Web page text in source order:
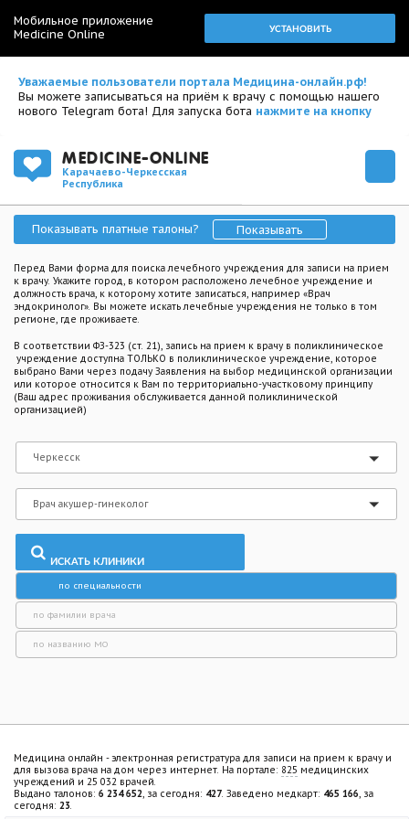
Мобильное приложение
Medicine Online
УСТАНОВИТЬ
Уважаемые пользователи портала Медицина-онлайн.рф!
Вы можете записываться на приём к врачу с помощью нашего
нового Telegram бота! Для запуска бота нажмите на кнопку
MEDICINE-ONLINE
Карачаево-Черкесская
Республика
Показывать платные талоны? Показывать
Перед Вами форма для поиска лечебного учреждения для записи на прием
к врачу. Укажите город, в котором расположено лечебное учреждение и
должность врача, к которому хотите записаться, например «Врач
эндокринолог». Вы можете искать лечебные учреждения не только в том
регионе, где проживаете.
В соответствии ФЗ-323 (ст. 21), запись на прием к врачу в поликлиническое
учреждение доступна ТОЛЬКО в поликлиническое учреждение, которое
выбрано Вами через подачу Заявления на выбор медицинской организации
или которое относится к Вам по территориально-участковому принципу
(Ваш адрес проживания обслуживается данной поликлинической
организацией)
Черкесск
Врач акушер-гинеколог
ИСКАТЬ КЛИНИКИ
по специальности
по фамилии врача
по названию МО
Медицина онлайн - электронная регистратура для записи на прием к врачу и
для вызова врача на дом через интернет. На портале: 825 медицинских
учреждений и 25 032 врачей.
Выдано талонов: 6 234 652, за сегодня: 427. Заведено медкарт: 465 166, за
сегодня: 23.